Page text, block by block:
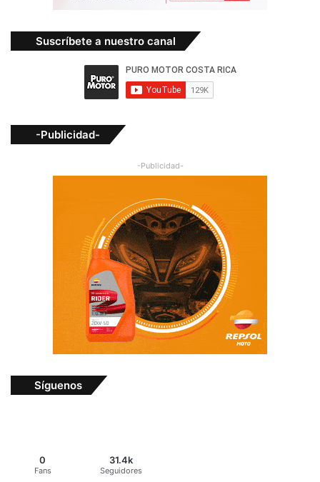
Suscríbete a nuestro canal
-Publicidad-
-Publicidad-
Síguenos
0
Fans
31.4k
Seguidores